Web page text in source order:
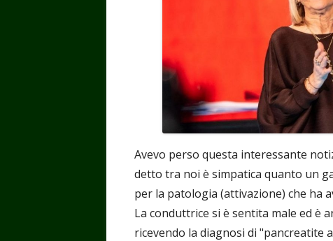
Avevo perso questa interessante
detto tra noi è simpatica quanto un
per la patologia (attivazione) che ha
La conduttrice si è sentita male ed è
ricevendo la diagnosi di "pancreatite